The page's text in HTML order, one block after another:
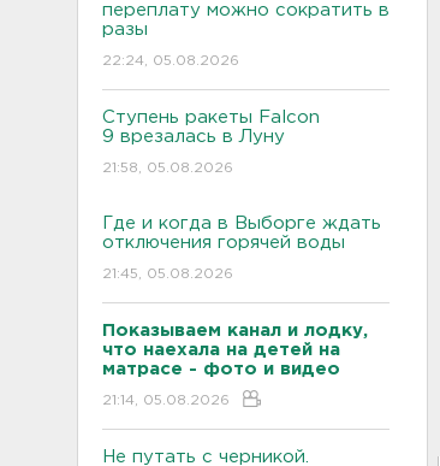
переплату можно сократить в
разы
22:24, 05.08.2026
Ступень ракеты Falcon
9 врезалась в Луну
21:58, 05.08.2026
Где и когда в Выборге ждать
отключения горячей воды
21:45, 05.08.2026
Показываем канал и лодку,
что наехала на детей на
матрасе - фото и видео
21:14, 05.08.2026
Не путать с черникой.